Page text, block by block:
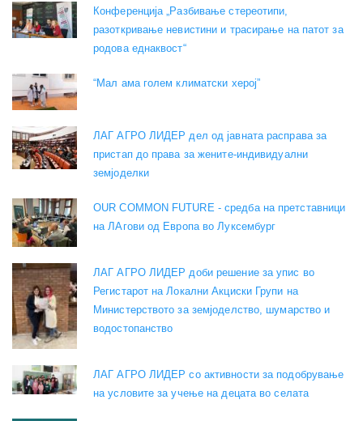
Конференција „Разбивање стереотипи,
разоткривање невистини и трасирање на патот за
родова еднаквост“
“Мал ама голем климатски херој”
ЛАГ АГРО ЛИДЕР дел од јавната расправа за
пристап до права за жените-индивидуални
земјоделки
OUR COMMON FUTURE - средба на претставници
на ЛАгови од Европа во Луксембург
ЛАГ АГРО ЛИДЕР доби решение за упис во
Регистарот на Локални Акциски Групи на
Министерството за земјоделство, шумарство и
водостопанство
ЛАГ АГРО ЛИДЕР со активности за подобрување
на условите за учење на децата во селата